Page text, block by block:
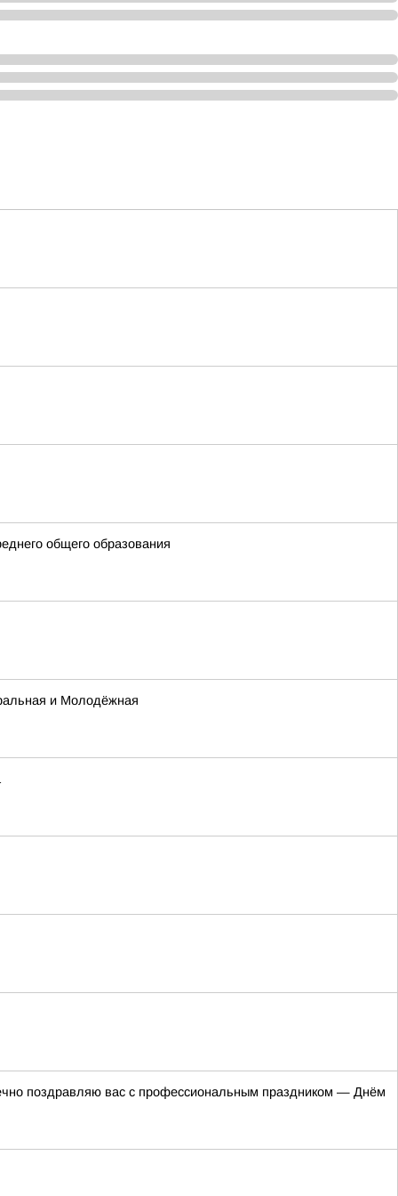
общего образования
и Молодёжная
поздравляю вас с профессиональным праздником — Днём